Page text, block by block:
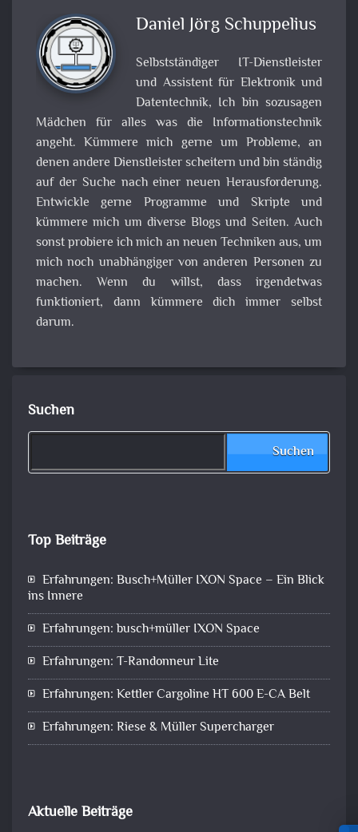
Daniel Jörg Schuppelius
Selbstständiger IT-Dienstleister
und Assistent für Elektronik und
Datentechnik, Ich bin sozusagen
Mädchen für alles was die Informationstechnik
angeht. Kümmere mich gerne um Probleme, an
denen andere Dienstleister scheitern und bin ständig
auf der Suche nach einer neuen Herausforderung.
Entwickle gerne Programme und Skripte und
kümmere mich um diverse Blogs und Seiten. Auch
sonst probiere ich mich an neuen Techniken aus, um
mich noch unabhängiger von anderen Personen zu
machen. Wenn du willst, dass irgendetwas
funktioniert, dann kümmere dich immer selbst
darum.
Suchen
Suchen
Top Beiträge
Erfahrungen: Busch+Müller IXON Space – Ein Blick
ins Innere
Erfahrungen: busch+müller IXON Space
Erfahrungen: T-Randonneur Lite
Erfahrungen: Kettler Cargoline HT 600 E-CA Belt
Erfahrungen: Riese & Müller Supercharger
Aktuelle Beiträge